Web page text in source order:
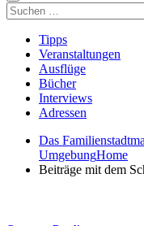
Suchen
Tipps
Veranstaltungen
Ausflüge
Bücher
Interviews
Adressen
Das
UmgebungHome
Beiträge mit dem